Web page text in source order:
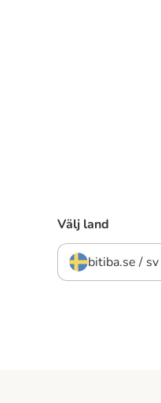
Välj land
bitiba.se / sv